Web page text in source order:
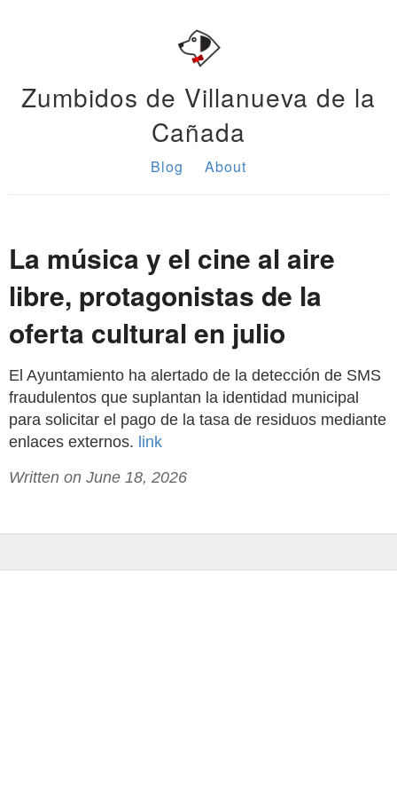
Zumbidos de Villanueva de la
Cañada
Blog About
La música y el cine al aire
libre, protagonistas de la
oferta cultural en julio
El Ayuntamiento ha alertado de la detección de SMS
fraudulentos que suplantan la identidad municipal
para solicitar el pago de la tasa de residuos mediante
enlaces externos. link
Written on June 18, 2026